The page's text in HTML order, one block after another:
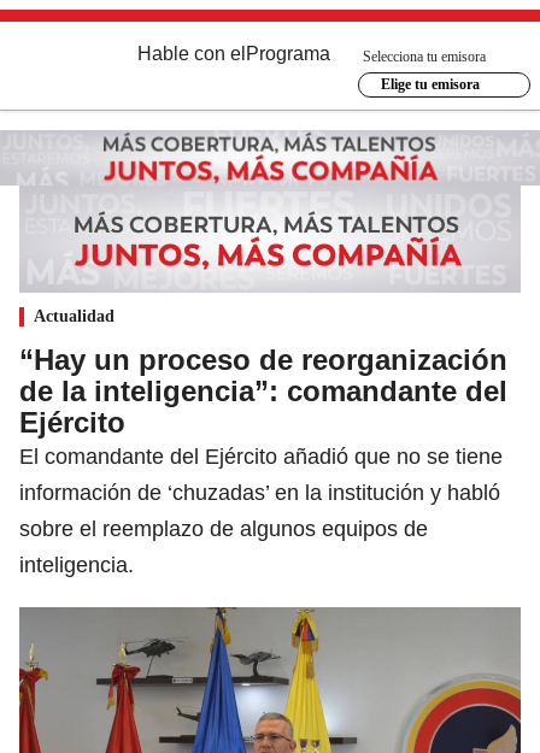
Hable con el Programa
Selecciona tu emisora
Elige tu emisora
Actualidad
“Hay un proceso de reorganización
de la inteligencia”: comandante del
Ejército
El comandante del Ejército añadió que no se tiene
información de ‘chuzadas’ en la institución y habló
sobre el reemplazo de algunos equipos de
inteligencia.